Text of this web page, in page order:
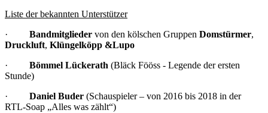
Liste der bekannten Unterstützer
· Bandmitglieder von den kölschen Gruppen Domstürmer,
Druckluft, Klüngelköpp &Lupo
· Bömmel Lückerath (Bläck Fööss - Legende der ersten
Stunde)
· Daniel Buder (Schauspieler – von 2016 bis 2018 in der
RTL-Soap „Alles was zählt“)